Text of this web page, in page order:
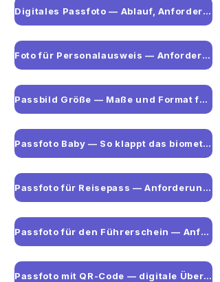
Digitales Passfoto — Ablauf, Anforderungen und wo man es bekommt
Foto für Personalausweis — Anforderungen und häufige Fehler
Passbild Größe — Maße und Format für Deutschland
Passfoto Baby — So klappt das biometrische Foto für Säuglinge
Passfoto für Reisepass — Anforderungen und digitale Pflicht 2025
Passfoto für den Führerschein — Anforderungen auf einen Blick
Passfoto mit QR-Code — digitale Übermittlung in Deutschland